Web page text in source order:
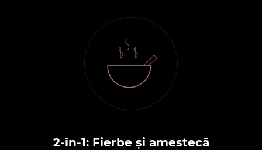
2-în-1: Fierbe și amestecă